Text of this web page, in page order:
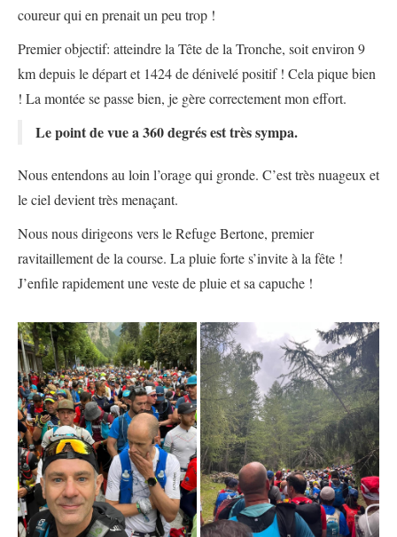
coureur qui en prenait un peu trop !
Premier objectif: atteindre la Tête de la Tronche, soit environ 9
km depuis le départ et 1424 de dénivelé positif ! Cela pique bien
! La montée se passe bien, je gère correctement mon effort.
Le point de vue a 360 degrés est très sympa.
Nous entendons au loin l’orage qui gronde. C’est très nuageux et
le ciel devient très menaçant.
Nous nous dirigeons vers le Refuge Bertone, premier
ravitaillement de la course. La pluie forte s’invite à la fête !
J’enfile rapidement une veste de pluie et sa capuche !